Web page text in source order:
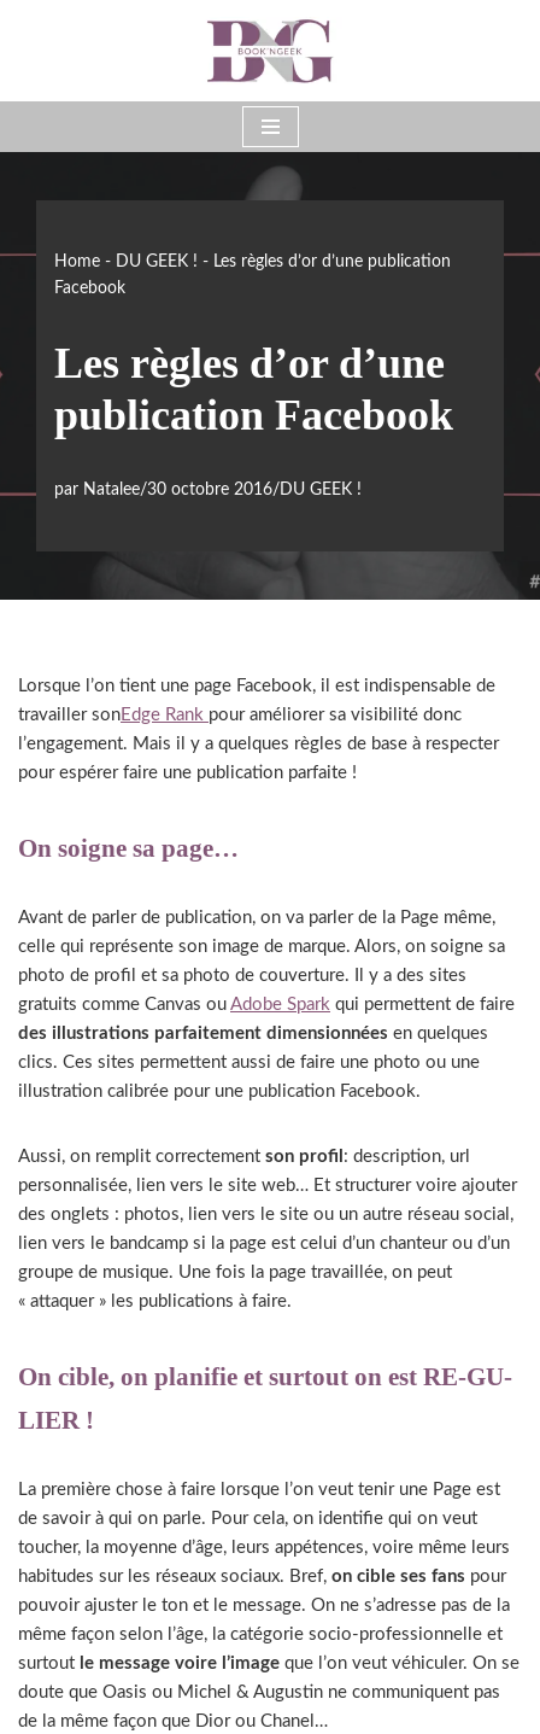
Home - DU GEEK ! - Les règles d’or d’une publication
Facebook
Les règles d’or d’une
publication Facebook
par Natalee 30 octobre 2016 DU GEEK !
Lorsque l’on tient une page Facebook, il est indispensable de
travailler sonEdge Rank pour améliorer sa visibilité donc
l’engagement. Mais il y a quelques règles de base à respecter
pour espérer faire une publication parfaite !
On soigne sa page…
Avant de parler de publication, on va parler de la Page même,
celle qui représente son image de marque. Alors, on soigne sa
photo de profil et sa photo de couverture. Il y a des sites
gratuits comme Canvas ou Adobe Spark qui permettent de faire
des illustrations parfaitement dimensionnées en quelques
clics. Ces sites permettent aussi de faire une photo ou une
illustration calibrée pour une publication Facebook.
Aussi, on remplit correctement son profil : description, url
personnalisée, lien vers le site web… Et structurer voire ajouter
des onglets : photos, lien vers le site ou un autre réseau social,
lien vers le bandcamp si la page est celui d’un chanteur ou d’un
groupe de musique. Une fois la page travaillée, on peut
« attaquer » les publications à faire.
On cible, on planifie et surtout on est RE-GU-
LIER !
La première chose à faire lorsque l’on veut tenir une Page est
de savoir à qui on parle. Pour cela, on identifie qui on veut
toucher, la moyenne d’âge, leurs appétences, voire même leurs
habitudes sur les réseaux sociaux. Bref, on cible ses fans pour
pouvoir ajuster le ton et le message. On ne s’adresse pas de la
même façon selon l’âge, la catégorie socio-professionnelle et
surtout le message voire l’image que l’on veut véhiculer. On se
doute que Oasis ou Michel & Augustin ne communiquent pas
de la même façon que Dior ou Chanel…